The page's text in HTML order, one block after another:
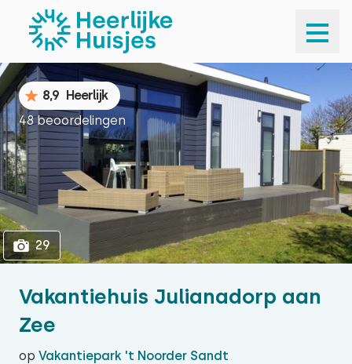
1
Vakantiehuis Julianadorp aan
Zee
op Vakantiepark 't Noorder Sandt
8,9 Heerlijk
48 beoordelingen
29